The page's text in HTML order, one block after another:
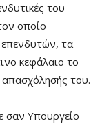
του
οποίο
επενδυτών, τα
κεφάλαιο το
του.
σαν Υπουργείο